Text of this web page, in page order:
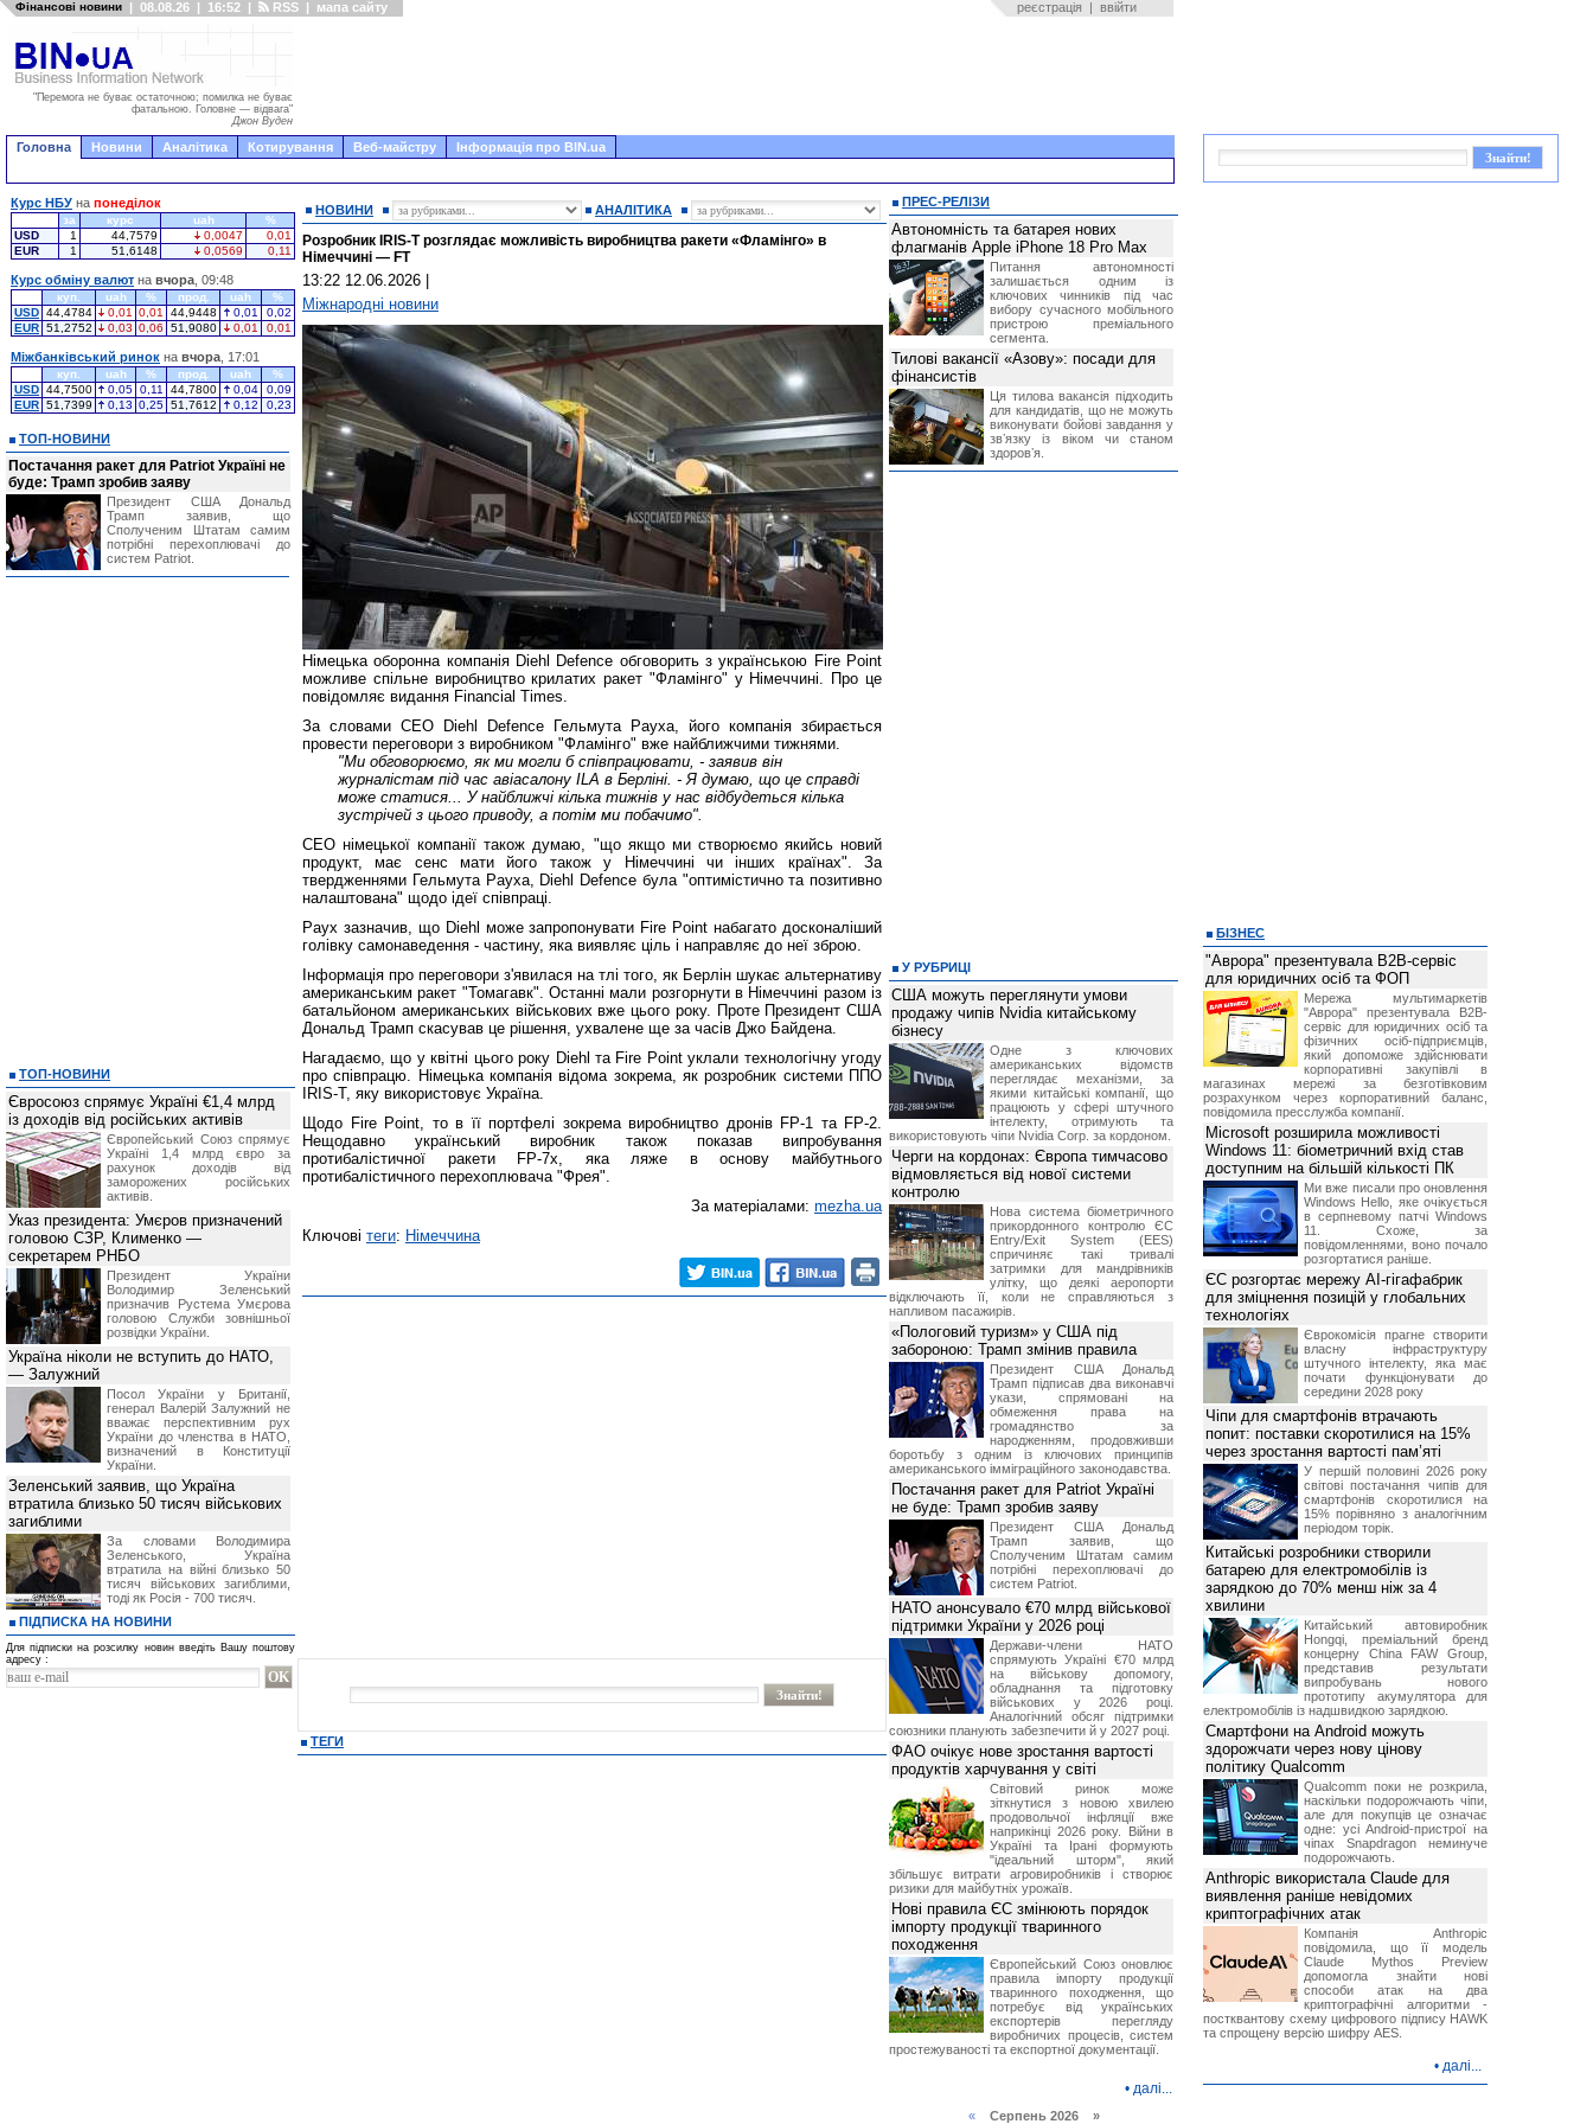
Фінансові новини | 08.08.26 | 16:52 | RSS | мапа сайту реєстрація | ввійти
"Перемога не буває остаточною; помилка не буває
фатальною. Головне — відвага"
Джон Вуден
Головна Новини Аналітика Котирування Веб-майстру Інформація про BIN.ua
НОВИНИ АНАЛІТИКА
Розробник IRIS-T розглядає можливість виробництва ракети «Фламінго» в
Німеччині — FT
13:22 12.06.2026
Міжнародні новини
Німецька оборонна компанія Diehl Defence обговорить з українською Fire Point
можливе спільне виробництво крилатих ракет "Фламінго" у Німеччині. Про це
повідомляє видання Financial Times.
За словами CEO Diehl Defence Гельмута Рауха, його компанія збирається
провести переговори з виробником "Фламінго" вже найближчими тижнями.
"Ми обговорюємо, як ми могли б співпрацювати, - заявив він
журналістам під час авіасалону ILA в Берліні. - Я думаю, що це справді
може статися... У найближчі кілька тижнів у нас відбудеться кілька
зустрічей з цього приводу, а потім ми побачимо".
CEO німецької компанії також думаю, "що якщо ми створюємо якийсь новий
продукт, має сенс мати його також у Німеччині чи інших країнах". За
твердженнями Гельмута Рауха, Diehl Defence була "оптимістично та позитивно
налаштована" щодо ідеї співпраці.
Раух зазначив, що Diehl може запропонувати Fire Point набагато досконаліший
голівку самонаведення - частину, яка виявляє ціль і направляє до неї зброю.
Інформація про переговори з'явилася на тлі того, як Берлін шукає альтернативу
американським ракет "Томагавк". Останні мали розгорнути в Німеччині разом із
батальйоном американських військових вже цього року. Проте Президент США
Дональд Трамп скасував це рішення, ухвалене ще за часів Джо Байдена.
Нагадаємо, що у квітні цього року Diehl та Fire Point уклали технологічну угоду
про співпрацю. Німецька компанія відома зокрема, як розробник системи ППО
IRIS-T, яку використовує Україна.
Щодо Fire Point, то в її портфелі зокрема виробництво дронів FP-1 та FP-2.
Нещодавно український виробник також показав випробування
протибалістичної ракети FP-7x, яка ляже в основу майбутнього
протибалістичного перехоплювача "Фрея".
За матеріалами: mezha.ua
Ключові теги: Німеччина
ТЕГИ
Курс НБУ на понеділок
за курс uah
%
USD
1 44,7579 0,0047
0,01
EUR
1 51,6148 0,0569 0,11
Курс обміну валют на вчора , 09:48
куп. uah % прод. uah
%
USD 44,4784 0,01 0,01 44,9448 0,01
0,02
EUR 51,2752 0,03 0,06 51,9080 0,01 0,01
Міжбанківський ринок на вчора , 17:01
куп. uah % прод. uah
%
USD 44,7500 0,05 0,11 44,7800 0,04
0,09
EUR 51,7399 0,13 0,25 51,7612 0,12 0,23
ТОП-НОВИНИ
Постачання ракет для Patriot Україні не
буде: Трамп зробив заяву
Президент США Дональд
Трамп заявив, що
Сполученим Штатам самим
потрібні перехоплювачі до
систем Patriot.
ТОП-НОВИНИ
Євросоюз спрямує Україні €1,4 млрд
із доходів від російських активів
Європейський Союз спрямує
Україні 1,4 млрд євро за
рахунок доходів від
заморожених російських
активів.
Указ президента: Умєров призначений
головою СЗР, Клименко —
секретарем РНБО
Президент України
Володимир Зеленський
призначив Pустема Умєрова
головою Служби зовнішньої
розвідки України.
Україна ніколи не вступить до НАТО,
— Залужний
Посол України у Британії,
генерал Валерій Залужний не
вважає перспективним рух
України до членства в НАТО,
визначений в Конституції
України.
Зеленський заявив, що Україна
втратила близько 50 тисяч військових
загиблими
За словами Володимира
Зеленського, Україна
втратила на війні близько 50
тисяч військових загиблими,
тоді як Росія - 700 тисяч.
ПІДПИСКА НА НОВИНИ
Для підписки на розсилку новин введіть Вашу поштову
адресу :
ПРЕС-РЕЛІЗИ
Автономність та батарея нових
флагманів Apple iPhone 18 Pro Max
Питання автономності
залишається одним із
ключових чинників під час
вибору сучасного мобільного
пристрою преміального
сегмента.
Тилові вакансії «Азову»: посади для
фінансистів
Ця тилова вакансія підходить
для кандидатів, що не можуть
виконувати бойові завдання у
звʼязку із віком чи станом
здоровʼя.
У РУБРИЦІ
США можуть переглянути умови
продажу чипів Nvidia китайському
бізнесу
Одне з ключових
американських відомств
переглядає механізми, за
якими китайські компанії, що
працюють у сфері штучного
інтелекту, отримують та
використовують чіпи Nvidia Corp. за кордоном.
Черги на кордонах: Європа тимчасово
відмовляється від нової системи
контролю
Нова система біометричного
прикордонного контролю ЄС
Entry/Exit System (EES)
спричиняє такі тривалі
затримки для мандрівників
улітку, що деякі аеропорти
відключають її, коли не справляються з
напливом пасажирів.
«Пологовий туризм» у США під
забороною: Трамп змінив правила
Президент США Дональд
Трамп підписав два виконавчі
укази, спрямовані на
обмеження права на
громадянство за
народженням, продовживши
боротьбу з одним із ключових принципів
американського імміграційного законодавства.
Постачання ракет для Patriot Україні
не буде: Трамп зробив заяву
Президент США Дональд
Трамп заявив, що
Сполученим Штатам самим
потрібні перехоплювачі до
систем Patriot.
НАТО анонсувало €70 млрд військової
підтримки України у 2026 році
Держави-члени НАТО
спрямують Україні €70 млрд
на військову допомогу,
обладнання та підготовку
військових у 2026 році.
Аналогічний обсяг підтримки
союзники планують забезпечити й у 2027 році.
ФАО очікує нове зростання вартості
продуктів харчування у світі
Світовий ринок може
зіткнутися з новою хвилею
продовольчої інфляції вже
наприкінці 2026 року. Війни в
Україні та Ірані формують
"ідеальний шторм", який
збільшує витрати агровиробників і створює
ризики для майбутніх урожаїв.
Нові правила ЄС змінюють порядок
імпорту продукції тваринного
походження
Європейський Союз оновлює
правила імпорту продукції
тваринного походження, що
потребує від українських
експортерів перегляду
виробничих процесів, систем
простежуваності та експортної документації.
• далі...
«Серпень 2026 »
БІЗНЕС
"Аврора" презентувала B2B-сервіс
для юридичних осіб та ФОП
Мережа мультимаркетів
"Аврора" презентувала B2B-
сервіс для юридичних осіб та
фізичних осіб-підприємців,
який допоможе здійснювати
корпоративні закупівлі в
магазинах мережі за безготівковим
розрахунком через корпоративний баланс,
повідомила пресслужба компанії.
Microsoft розширила можливості
Windows 11: біометричний вхід став
доступним на більшій кількості ПК
Ми вже писали про оновлення
Windows Hello, яке очікується
в серпневому патчі Windows
11. Схоже, за
повідомленнями, воно почало
розгортатися раніше.
ЄС розгортає мережу AI-гігафабрик
для зміцнення позицій у глобальних
технологіях
Єврокомісія прагне створити
власну інфраструктуру
штучного інтелекту, яка має
почати функціонувати до
середини 2028 року
Чіпи для смартфонів втрачають
попит: поставки скоротилися на 15%
через зростання вартості пам’яті
У першій половині 2026 року
світові постачання чипів для
смартфонів скоротилися на
15% порівняно з аналогічним
періодом торік.
Китайські розробники створили
батарею для електромобілів із
зарядкою до 70% менш ніж за 4
хвилини
Китайський автовиробник
Hongqi, преміальний бренд
концерну China FAW Group,
представив результати
випробувань нового
прототипу акумулятора для
електромобілів із надшвидкою зарядкою.
Смартфони на Android можуть
здорожчати через нову цінову
політику Qualcomm
Qualcomm поки не розкрила,
наскільки подорожчають чіпи,
але для покупців це означає
одне: усі Android-пристрої на
чіпах Snapdragon неминуче
подорожчають.
Anthropic використала Claude для
виявлення раніше невідомих
криптографічних атак
Компанія Anthropic
повідомила, що її модель
Claude Mythos Preview
допомогла знайти нові
способи атак на два
криптографічні алгоритми -
постквантову схему цифрового підпису HAWK
та спрощену версію шифру AES.
• далі...